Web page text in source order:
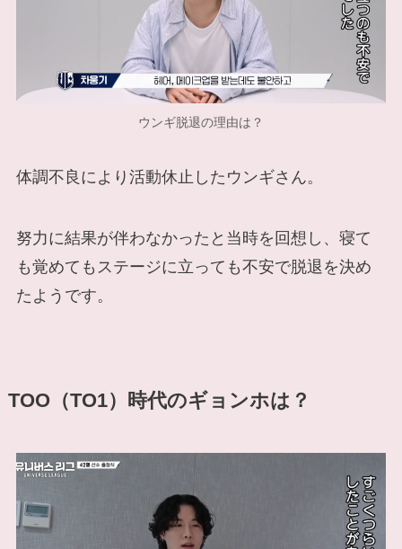
ウンギ脱退の理由は？
体調不良により活動休止したウンギさん。
努力に結果が伴わなかったと当時を回想し、寝て
も覚めてもステージに立っても不安で脱退を決め
たようです。
TOO（TO1）時代のギョンホは？